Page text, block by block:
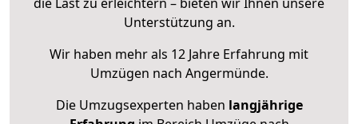
Unterstützung an.
Wir haben mehr als 12 Jahre Erfahrung mit
Umzügen nach Angermünde.
Die Umzugsexperten haben langjährige